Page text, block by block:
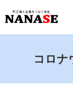
コロナ